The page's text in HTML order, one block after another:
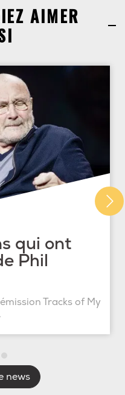
AIMER
qui ont
Phil
Tracks of My
news